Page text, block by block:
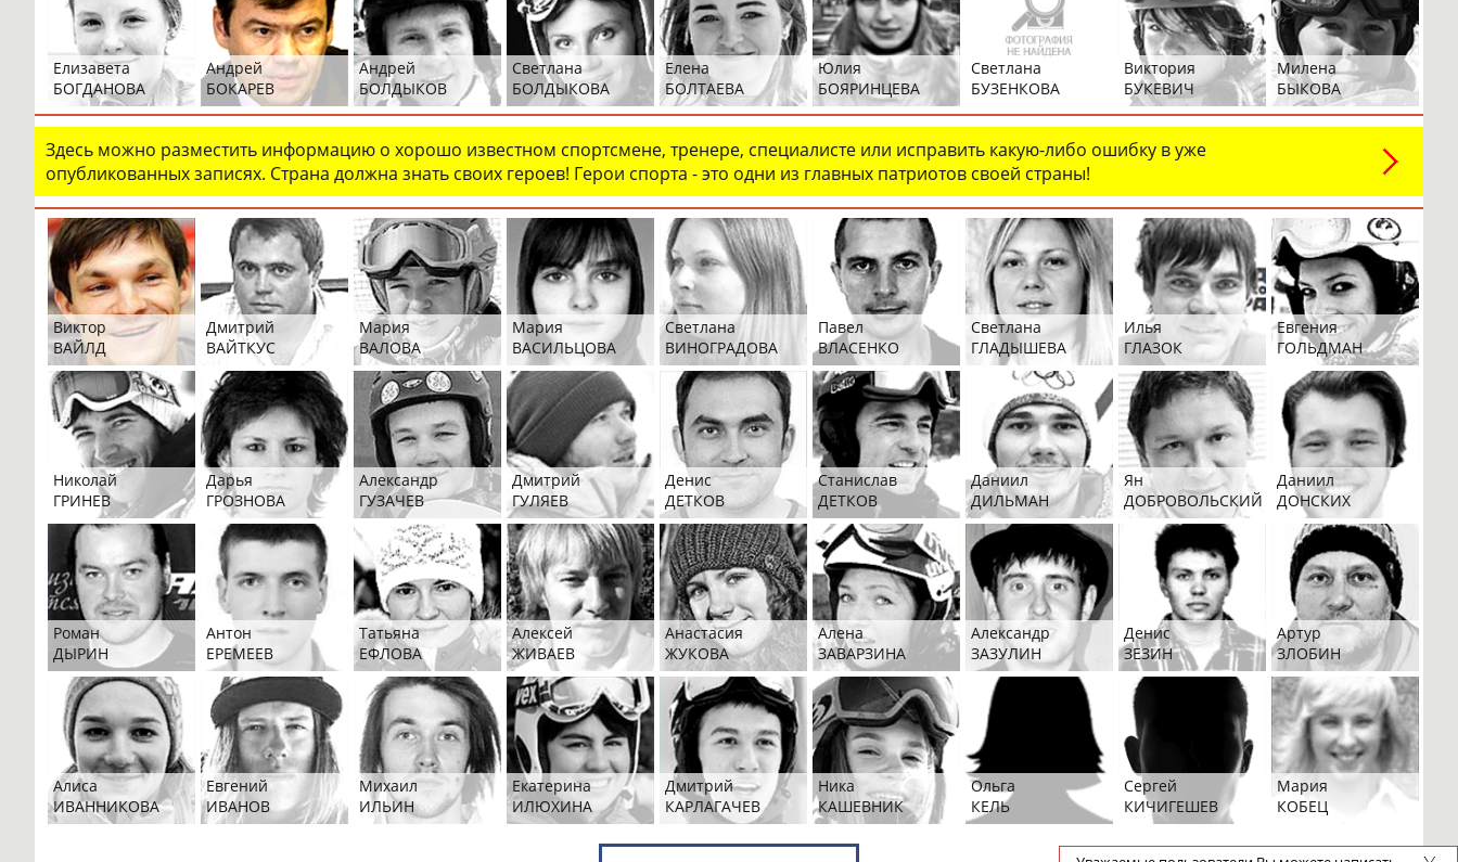
Елизавета
БОГДАНОВА
Андрей
БОКАРЕВ
Андрей
БОЛДЫКОВ
Светлана
БОЛДЫКОВА
Елена
БОЛТАЕВА
Юлия
БОЯРИНЦЕВА
Светлана
БУЗЕНКОВА
Виктория
БУКЕВИЧ
Милена
БЫКОВА
Здесь можно разместить информацию о хорошо известном спортсмене, тренере, специалисте или исправить какую-либо ошибку в уже
опубликованных записях. Страна должна знать своих героев! Герои спорта - это одни из главных патриотов своей страны!
Виктор
ВАЙЛД
Дмитрий
ВАЙТКУС
Мария
ВАЛОВА
Мария
ВАСИЛЬЦОВА
Светлана
ВИНОГРАДОВА
Павел
ВЛАСЕНКО
Светлана
ГЛАДЫШЕВА
Илья
ГЛАЗОК
Евгения
ГОЛЬДМАН
Николай
ГРИНЕВ
Дарья
ГРОЗНОВА
Александр
ГУЗАЧЕВ
Дмитрий
ГУЛЯЕВ
Денис
ДЕТКОВ
Станислав
ДЕТКОВ
Даниил
ДИЛЬМАН
Ян
ДОБРОВОЛЬСКИЙ
Даниил
ДОНСКИХ
Роман
ДЫРИН
Антон
ЕРЕМЕЕВ
Татьяна
ЕФЛОВА
Алексей
ЖИВАЕВ
Анастасия
ЖУКОВА
Алена
ЗАВАРЗИНА
Александр
ЗАЗУЛИН
Денис
ЗЕЗИН
Артур
ЗЛОБИН
Алиса
ИВАННИКОВА
Евгений
ИВАНОВ
Михаил
ИЛЬИН
Екатерина
ИЛЮХИНА
Дмитрий
КАРЛАГАЧЕВ
Ника
КАШЕВНИК
Ольга
КЕЛЬ
Сергей
КИЧИГЕШЕВ
Мария
КОБЕЦ